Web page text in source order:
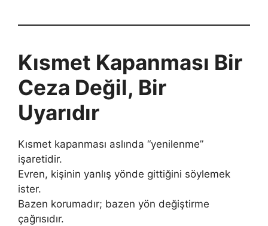
Kısmet Kapanması Bir
Ceza Değil, Bir
Uyarıdır
Kısmet kapanması aslında “yenilenme”
işaretidir.
Evren, kişinin yanlış yönde gittiğini söylemek
ister.
Bazen korumadır; bazen yön değiştirme
çağrısıdır.